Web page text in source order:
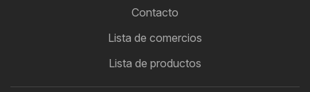
Contacto
Lista de comercios
Lista de productos